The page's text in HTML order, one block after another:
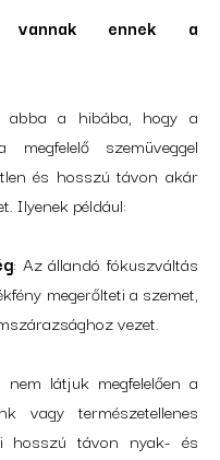
vannak ennek a
abba a hibába, hogy a
szemüveggel
és hosszú távon akár
Ilyenek például:
: Az állandó fókuszváltás
megerőlteti a szemet,
vezet.
nem látjuk megfelelően a
vagy természetellenes
hosszú távon nyak- és